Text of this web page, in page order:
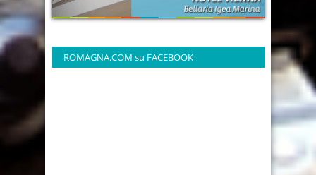
ROMAGNA.COM su FACEBOOK